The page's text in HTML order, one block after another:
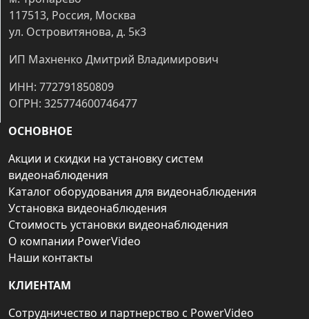
117513, Россия, Москва
ул. Островитянова, д. 5к3
ИП Махненко Дмитрий Владимирович
ИНН: 772791850809
ОГРН: 325774600746477
ОСНОВНОЕ
Акции и скидки на установку систем
видеонаблюдения
Каталог оборудования для видеонаблюдения
Установка видеонаблюдения
Стоимость установки видеонаблюдения
О компании PowerVideo
Наши контакты
КЛИЕНТАМ
Сотрудничество и партнерство с PowerVideo